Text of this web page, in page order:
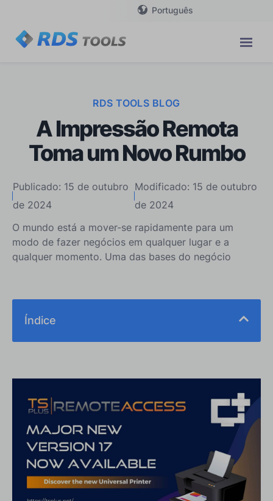
Português
RDS TOOLS BLOG
A Impressão Remota
Toma um Novo Rumbo
Publicado: 15 de outubro
de 2024
Modificado: 15 de outubro
de 2024
O mundo está a mover-se rapidamente para um
modo de fazer negócios em qualquer lugar e a
qualquer momento. Uma das bases do negócio
Índice
Como imprimir quando você não tem nenhuma
Imprima remotamente com uma impressora sem fio
Imprima remotamente com uma impressora
compartilhada
Imprima remotamente com o Google Cloud Print